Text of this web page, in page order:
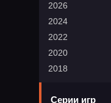
2026
2024
2022
2020
2018
Серии игр